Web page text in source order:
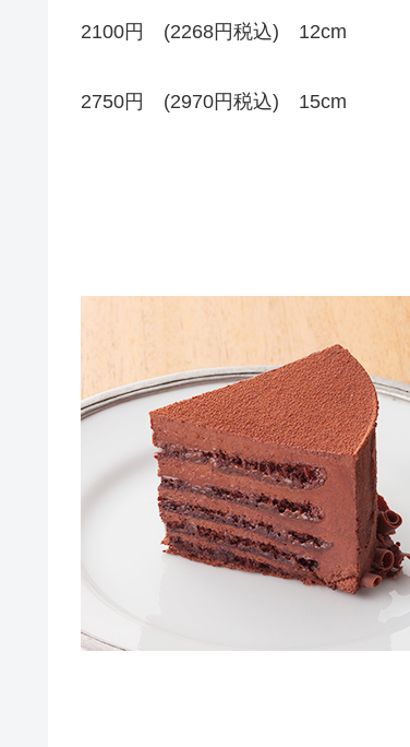
2100円 (2268円税込) 12cm
2750円 (2970円税込) 15cm